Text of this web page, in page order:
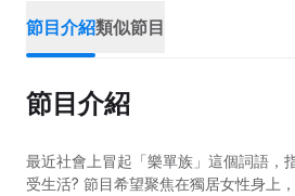
節目介紹類似節目
節目介紹
最近社會上冒起「樂單族」這個詞語，
受生活? 節目希望聚焦在獨居女性身上